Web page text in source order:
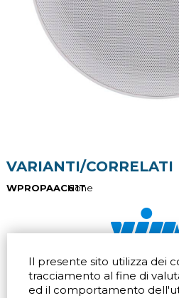
Il presente sito utilizza dei
tracciamento al fine di
ed il comportamento
VARIANTI/CORRELATI
WPROPAAC61T
None
Via dell'artigianato 32Q
20865 Usmate Velate (MB)
Indicazioni Stradali